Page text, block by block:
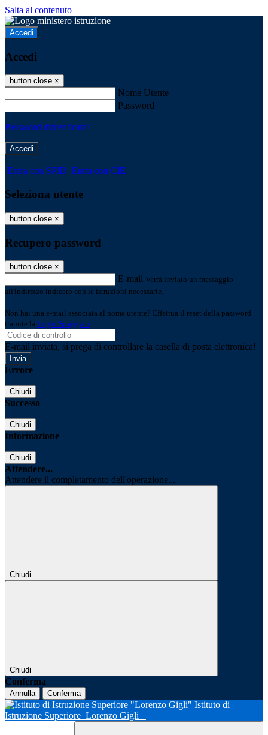
Salta al contenuto
Accedi
Accedi
button close ×
Nome Utente
Password
Password dimenticata?
-
Entra con SPID Entra con CIE
Seleziona utente
button close ×
Recupero password
button close ×
E-mail Verrà inviato un messaggio
all'indirizzo indicato con le istruzioni necessarie.
Non hai una e-mail associata al nome utente? Effettua il reset della password
tramite la Login Spaggiari
E-mail inviata, si prega di controllare la casella di posta elettronica!
Errore
Chiudi
Successo
Chiudi
Informazione
Chiudi
Attendere...
Attendere il completamento dell'operazione...
Chiudi
Chiudi
Conferma
Annulla Conferma
Istituto di
Istruzione Superiore Lorenzo Gigli